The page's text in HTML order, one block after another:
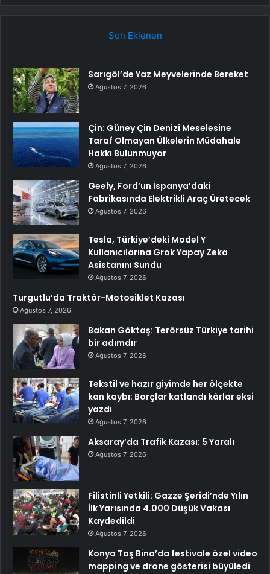
Son Eklenen
Sarıgöl’de Yaz Meyvelerinde Bereket
Ağustos 7, 2026
Çin: Güney Çin Denizi Meselesine
Taraf Olmayan Ülkelerin Müdahale
Hakkı Bulunmuyor
Ağustos 7, 2026
Geely, Ford’un İspanya’daki
Fabrikasında Elektrikli Araç Üretecek
Ağustos 7, 2026
Tesla, Türkiye’deki Model Y
Kullanıcılarına Grok Yapay Zeka
Asistanını Sundu
Ağustos 7, 2026
Turgutlu’da Traktör-Motosiklet Kazası
Ağustos 7, 2026
Bakan Göktaş: Terörsüz Türkiye tarihi
bir adımdır
Ağustos 7, 2026
Tekstil ve hazır giyimde her ölçekte
kan kaybı: Borçlar katlandı kârlar eksi
yazdı
Ağustos 7, 2026
Aksaray’da Trafik Kazası: 5 Yaralı
Ağustos 7, 2026
Filistinli Yetkili: Gazze Şeridi’nde Yılın
İlk Yarısında 4.000 Düşük Vakası
Kaydedildi
Ağustos 7, 2026
Konya Taş Bina’da festivale özel video
mapping ve drone gösterisi büyüledi